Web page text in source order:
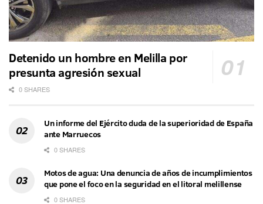
Detenido un hombre en Melilla por
presunta agresión sexual
0 SHARES
Un informe del Ejército duda de la superioridad de España
ante Marruecos
0 SHARES
Motos de agua: Una denuncia de años de incumplimientos
que pone el foco en la seguridad en el litoral melillense
0 SHARES